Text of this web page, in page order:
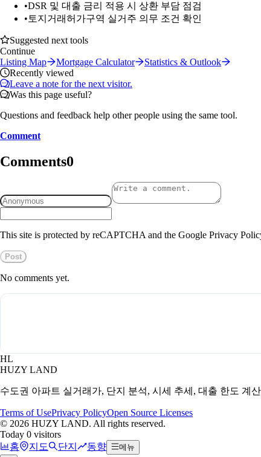
•DSR 및 대출 금리 적용 시 상환 부담 점검
• 토지거래허가구역 실거주 의무 조건 확인
Suggested next tools
Continue
Listing Map
Mortgage Calculator
Statistics & Outlook
Recently viewed
Leave a note for the next visitor.
Was this page useful?
Questions and feedback help other people using the same tool.
Comment
Comments0
This site is protected by reCAPTCHA and the Google Privacy
Post
No comments yet.
HL
HUZY LAND
수도권 아파트 실거래가, 단지 분석, 시세 추세, 대출 한도 계
Terms of UsePrivacy PolicyOpen Source Licenses
© 2026 HUZY LAND. All rights reserved.
Today 0 visitors
홈
지도 단지 동향 메뉴